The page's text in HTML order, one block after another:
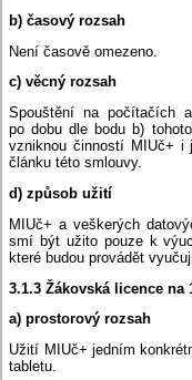
b) časový rozsah
Není časově omezeno.
c) věcný rozsah
Spouštění na počítačích
po dobu dle bodu b)
vzniknou činností MIUč+ i
článku této smlouvy.
d) způsob užití
MIUč+ a veškerých
smí být užito pouze k
které budou provádět
3.1.3 Žákovská licence na
a) prostorový rozsah
Užití MIUč+ jedním
tabletu.